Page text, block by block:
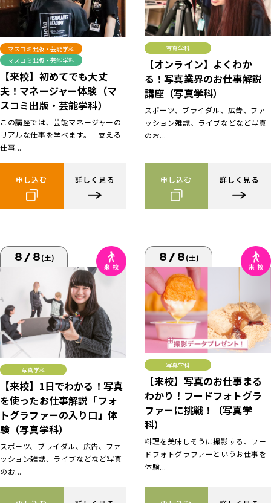
マスコミ出版・芸能学科
マスコミ出版・芸能学科
【来校】初めてでも大丈
夫！マネージャー体験（マ
スコミ出版・芸能学科）
この講座では、芸能マネージャーの
リアルな仕事を学べます。「支える
仕事...
申し込む 詳しく見る
写真学科
【オンライン】よくわか
る！写真業界のお仕事解説
講座（写真学科）
スポーツ、ブライダル、広告、ファ
ッション雑誌、ライブなどなど写真
のお...
申し込む 詳しく見る
8/8(土)
写真学科
【来校】1日でわかる！写真
を使ったお仕事解説「フォ
トグラファーの入り口」体
験（写真学科）
スポーツ、ブライダル、広告、ファ
ッション雑誌、ライブなどなど写真
のお...
8/8(土)
写真学科
【来校】写真のお仕事まる
わかり！フードフォトグラ
ファーに挑戦！（写真学
科）
料理を美味しそうに撮影する、フー
ドフォトグラファーというお仕事を
体験...